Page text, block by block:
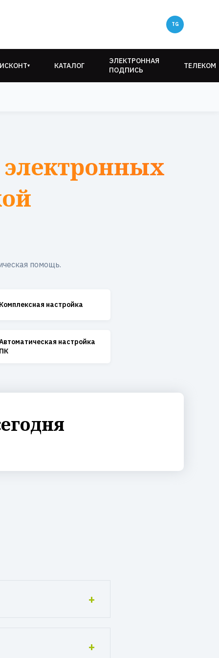
▾ КАТАЛОГ
ЭЛЕКТРОННАЯ
ПОДПИСЬ
ТЕЛЕКОМ
помощь.
Комплексная настройка
настройка
ПК